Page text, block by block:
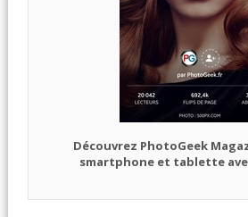
Découvrez PhotoGeek
smartphone et tablette